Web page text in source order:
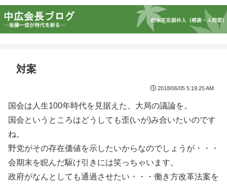
対案
2018/06/05 5:19:25 AM
国会は人生100年時代を見据えた、大局の議論を。
国会というところはどうしても歪(いが)み合いたいのです
ね。
野党がその存在価値を示したいからなのでしょうが・・・
会期末を睨んだ駆け引きには笑っちゃいます。
政府がなんとしても通過させたい・・・働き方改革法案を